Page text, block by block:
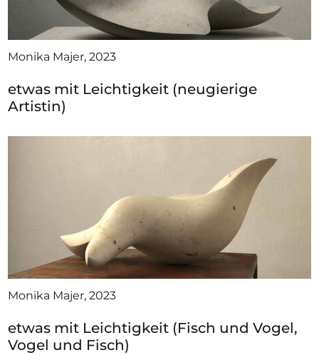
Monika Majer, 2023
etwas mit Leichtigkeit (neugierige
Artistin)
Monika Majer, 2023
etwas mit Leichtigkeit (Fisch und Vogel,
Vogel und Fisch)